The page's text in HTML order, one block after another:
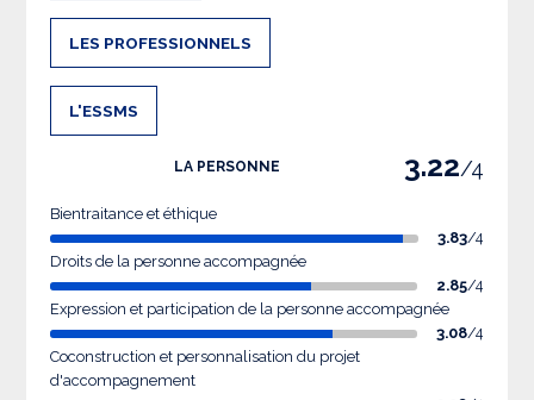
LES PROFESSIONNELS
L'ESSMS
LA PERSONNE 3.22/4
Bientraitance et éthique
3.83/4
Droits de la personne accompagnée
2.85/4
Expression et participation de la personne accompagnée
3.08/4
Coconstruction et personnalisation du projet
d'accompagnement